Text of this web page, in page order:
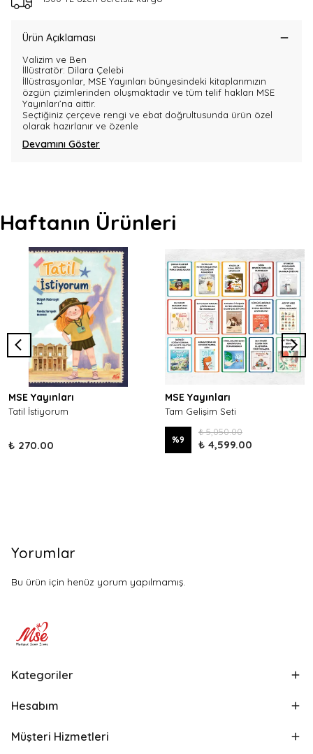
Ürün Açıklaması
Valizim ve Ben
İllüstratör: Dilara Çelebi
İllüstrasyonlar, MSE Yayınları bünyesindeki kitaplarımızın
özgün çizimlerinden oluşmaktadır ve tüm telif hakları MSE
Yayınları’na aittir.
Seçtiğiniz çerçeve rengi ve ebat doğrultusunda ürün özel
olarak hazırlanır ve özenle
Devamını Göster
Haftanın Ürünleri
MSE Yayınları
Tatil İstiyorum
₺ 270.00
MSE Yayınları
Tam Gelişim Seti
%9
₺ 5,050.00
₺ 4,599.00
Yorumlar
Bu ürün için henüz yorum yapılmamış.
Kategoriler
Hesabım
Müşteri Hizmetleri